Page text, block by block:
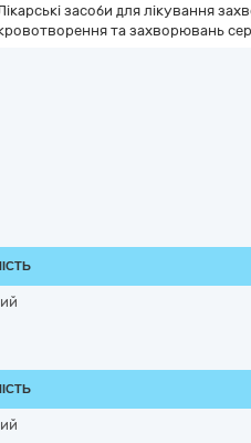
засоби для лікування
та захворювань